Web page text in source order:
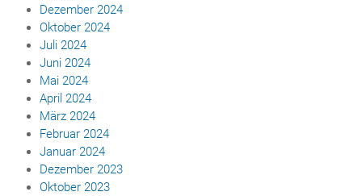
Dezember 2024
Oktober 2024
Juli 2024
Juni 2024
Mai 2024
April 2024
März 2024
Februar 2024
Januar 2024
Dezember 2023
Oktober 2023